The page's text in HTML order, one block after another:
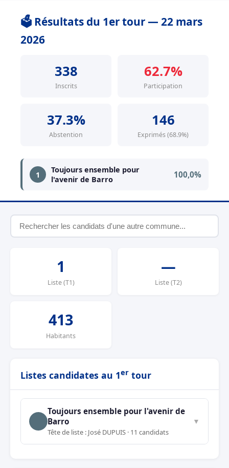
🗳️ Résultats du 1er tour — 22 mars
2026
338
Inscrits
62.7%
Participation
37.3%
Abstention
146
Exprimés (68.9%)
1
Toujours ensemble pour
l'avenir de Barro
100,0%
1
Liste (T1)
—
Liste (T2)
413
Habitants
Listes candidates au 1er tour
Toujours ensemble pour l'avenir de
Barro
Tête de liste : José DUPUIS · 11 candidats
▼